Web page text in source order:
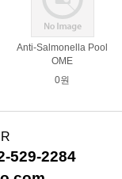
Anti-Salmonella Pool
OME
0원
529-2284